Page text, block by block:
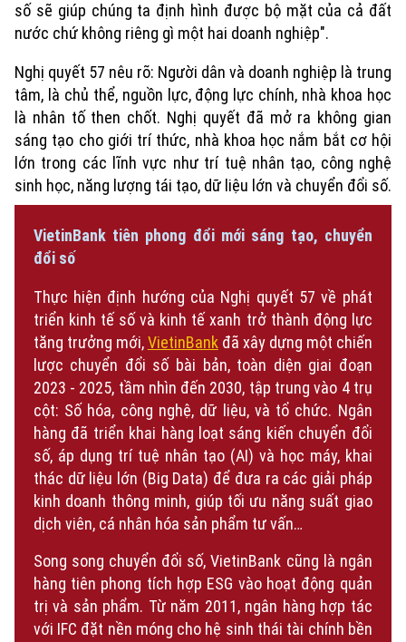
số sẽ giúp chúng ta định hình được bộ mặt của cả đất
nước chứ không riêng gì một hai doanh nghiệp".
Nghị quyết 57 nêu rõ: Người dân và doanh nghiệp là trung
tâm, là chủ thể, nguồn lực, động lực chính, nhà khoa học
là nhân tố then chốt. Nghị quyết đã mở ra không gian
sáng tạo cho giới trí thức, nhà khoa học nắm bắt cơ hội
lớn trong các lĩnh vực như trí tuệ nhân tạo, công nghệ
sinh học, năng lượng tái tạo, dữ liệu lớn và chuyển đổi số.
VietinBank tiên phong đổi mới sáng tạo, chuyển
đổi số
Thực hiện định hướng của Nghị quyết 57 về phát
triển kinh tế số và kinh tế xanh trở thành động lực
tăng trưởng mới,VietinBank đã xây dựng một chiến
lược chuyển đổi số bài bản, toàn diện giai đoạn
2023 - 2025, tầm nhìn đến 2030, tập trung vào 4 trụ
cột: Số hóa, công nghệ, dữ liệu, và tổ chức. Ngân
hàng đã triển khai hàng loạt sáng kiến chuyển đổi
số, áp dụng trí tuệ nhân tạo (AI) và học máy, khai
thác dữ liệu lớn (Big Data) để đưa ra các giải pháp
kinh doanh thông minh, giúp tối ưu năng suất giao
dịch viên, cá nhân hóa sản phẩm tư vấn…
Song song chuyển đổi số, VietinBank cũng là ngân
hàng tiên phong tích hợp ESG vào hoạt động quản
trị và sản phẩm. Từ năm 2011, ngân hàng hợp tác
với IFC đặt nền móng cho hệ sinh thái tài chính bền